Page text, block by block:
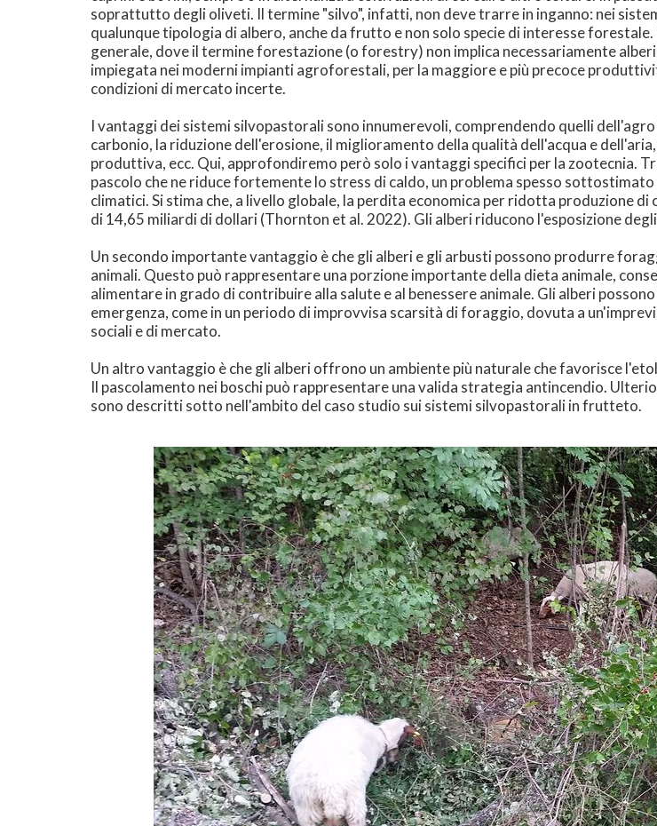
soprattutto degli oliveti. Il termine "silvo", infatti, non deve trarre in inganno: nei
qualunque tipologia di albero, anche da frutto e non solo specie di interesse
generale, dove il termine forestazione (o forestry) non implica necessariamente
impiegata nei moderni impianti agroforestali, per la maggiore e più precoce
condizioni di mercato incerte.
I vantaggi dei sistemi silvopastorali sono innumerevoli, comprendendo quelli
carbonio, la riduzione dell'erosione, il miglioramento della qualità dell'acqua e
produttiva, ecc. Qui, approfondiremo però solo i vantaggi specifici per la zootecnia.
pascolo che ne riduce fortemente lo stress di caldo, un problema spesso
climatici. Si stima che, a livello globale, la perdita economica per ridotta produzione
di 14,65 miliardi di dollari (Thornton et al. 2022). Gli alberi riducono l'esposizione
Un secondo importante vantaggio è che gli alberi e gli arbusti possono produrre
animali. Questo può rappresentare una porzione importante della dieta animale,
alimentare in grado di contribuire alla salute e al benessere animale. Gli alberi
emergenza, come in un periodo di improvvisa scarsità di foraggio, dovuta a
sociali e di mercato.
Un altro vantaggio è che gli alberi offrono un ambiente più naturale che favorisce
Il pascolamento nei boschi può rappresentare una valida strategia antincendio.
sono descritti sotto nell'ambito del caso studio sui sistemi silvopastorali in frutteto.